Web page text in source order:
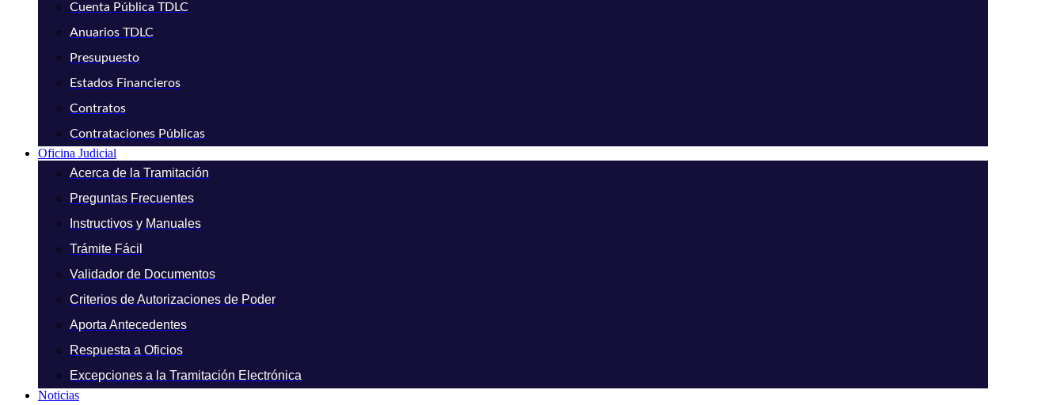
Cuenta Pública TDLC
Anuarios TDLC
Presupuesto
Estados Financieros
Contratos
Contrataciones Públicas
Oficina Judicial
Acerca de la Tramitación
Preguntas Frecuentes
Instructivos y Manuales
Trámite Fácil
Validador de Documentos
Criterios de Autorizaciones de Poder
Aporta Antecedentes
Respuesta a Oficios
Excepciones a la Tramitación Electrónica
Noticias